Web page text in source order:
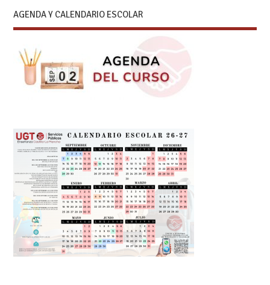
AGENDA Y CALENDARIO ESCOLAR